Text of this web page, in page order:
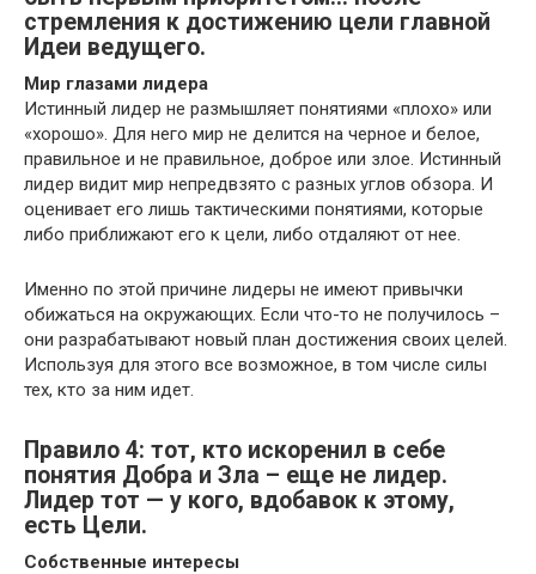
стремления к достижению цели главной
Идеи ведущего.
Мир глазами лидера
Истинный лидер не размышляет понятиями «плохо» или
«хорошо». Для него мир не делится на черное и белое,
правильное и не правильное, доброе или злое. Истинный
лидер видит мир непредвзято с разных углов обзора. И
оценивает его лишь тактическими понятиями, которые
либо приближают его к цели, либо отдаляют от нее.
Именно по этой причине лидеры не имеют привычки
обижаться на окружающих. Если что-то не получилось –
они разрабатывают новый план достижения своих целей.
Используя для этого все возможное, в том числе силы
тех, кто за ним идет.
Правило 4: тот, кто искоренил в себе
понятия Добра и Зла – еще не лидер.
Лидер тот — у кого, вдобавок к этому,
есть Цели.
Собственные интересы